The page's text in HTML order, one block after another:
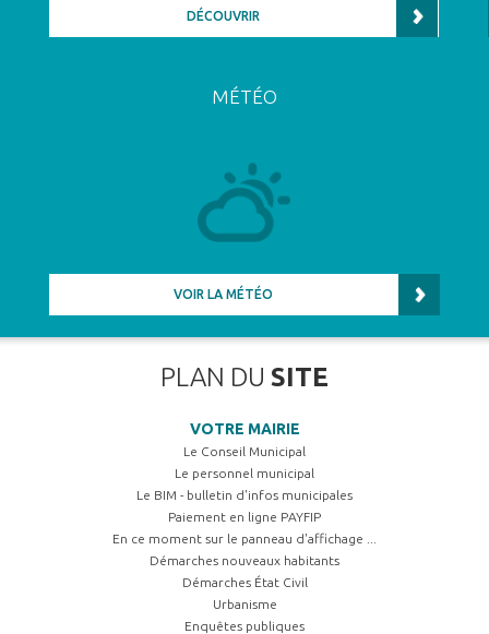
DÉCOUVRIR
MÉTÉO
VOIR LA MÉTÉO
PLAN DU SITE
VOTRE MAIRIE
Le Conseil Municipal
Le personnel municipal
Le BIM - bulletin d'infos municipales
Paiement en ligne PAYFIP
En ce moment sur le panneau d'affichage ...
Démarches nouveaux habitants
Démarches État Civil
Urbanisme
Enquêtes publiques